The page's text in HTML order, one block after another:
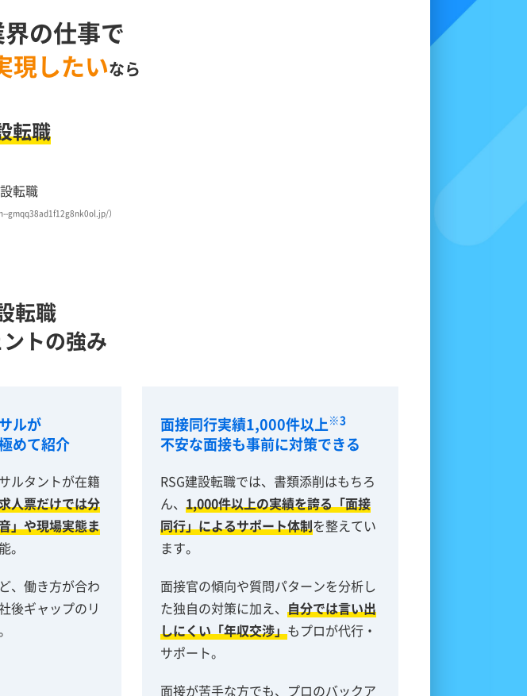
の仕事で
現したいなら
転職
gmqq38ad1f12g8nk0ol.jp/）
転職
トの強み
ルが
めて紹介
ルタントが在籍
人票だけでは分
」や現場実態ま
。
、働き方が合わ
後ギャップのリ
面接同行実績1,000件以上※3
不安な面接も事前に対策できる
RSG建設転職では、書類添削はもちろ
ん、1,000件以上の実績を誇る「面接
同行」によるサポート体制を整えてい
ます。
面接官の傾向や質問パターンを分析し
た独自の対策に加え、自分では言い出
しにくい「年収交渉」もプロが代行・
サポート。
面接が苦手な方でも、プロのバックア